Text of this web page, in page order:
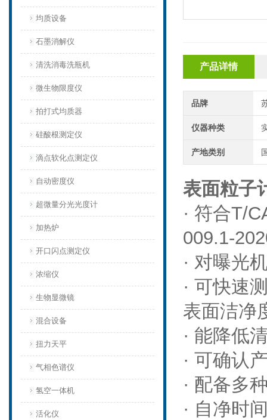
均质设备‌
石墨消解仪
清洗消毒洗瓶机
微生物限度仪
拍打式均质器
硅酸根测定仪
滴点软化点测定仪
自动密度仪
超微量分光光度计
加热炉
开口闪点测定仪
浓缩仪
生物显微镜
混合设备
扭力天平
气相色谱仪
氢空一体机
活化仪
产品详情
品牌
仪器种类
产地类别
表面粒子
· 符合T/
009.1-
· 对曝光
· 可快速
表面洁净
· 能降低
· 可确认
· 配备多
· 自净时